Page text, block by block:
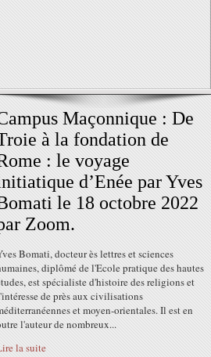
Maçonnique : De
à la fondation de
: le voyage
d’Enée par Yves
le 18 octobre 2022
Zoom.
Bomati, docteur ès lettres et sciences
diplômé de l'Ecole pratique des hautes
est spécialiste d'histoire des religions et
de près aux civilisations
et moyen-orientales. Il est en
l'auteur de nombreux...
la suite